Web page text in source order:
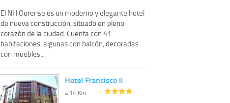
El NH Ourense es un moderno y elegante hotel
de nueva construcción, situado en pleno
corazón de la ciudad. Cuenta con 41
habitaciones, algunas con balcón, decoradas
con muebles...
Hotel Francisco II
a 14 Km